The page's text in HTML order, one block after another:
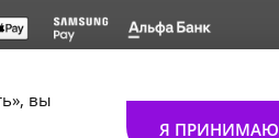
ALFA 3012 2B24 8200 1027 0000"
горисполкомом 30.11.2021 г.
вы
Я ПРИНИМАЮ